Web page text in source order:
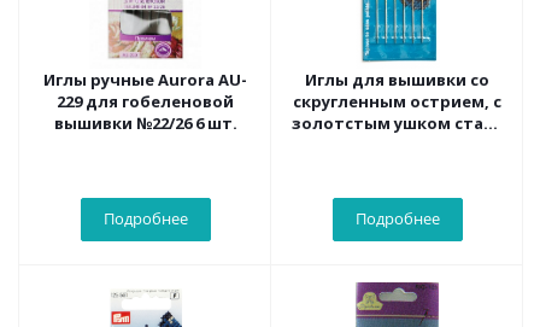
Иглы ручные Aurora AU-
229 для гобеленовой
вышивки №22/26 6 шт.
Подробнее
Иглы для вышивки со
скругленным острием, с
золотстым ушком сталь
Подробнее